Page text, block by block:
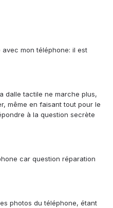
mon téléphone: il est
dalle tactile ne marche plus,
même en faisant tout pour le
à la question secrète
car question réparation
photos du téléphone, étant